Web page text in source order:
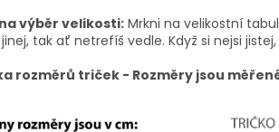
výběr velikosti:Mrkni na velikostní
tak ať netrefíš vedle. Když si nejsi
rozměrů triček - Rozměry jsou